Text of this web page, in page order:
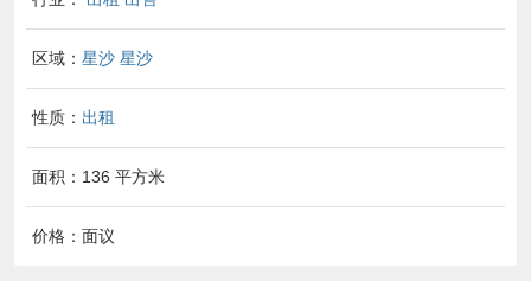
区域： 星沙 星沙
性质： 出租
面积：136 平方米
价格：面议